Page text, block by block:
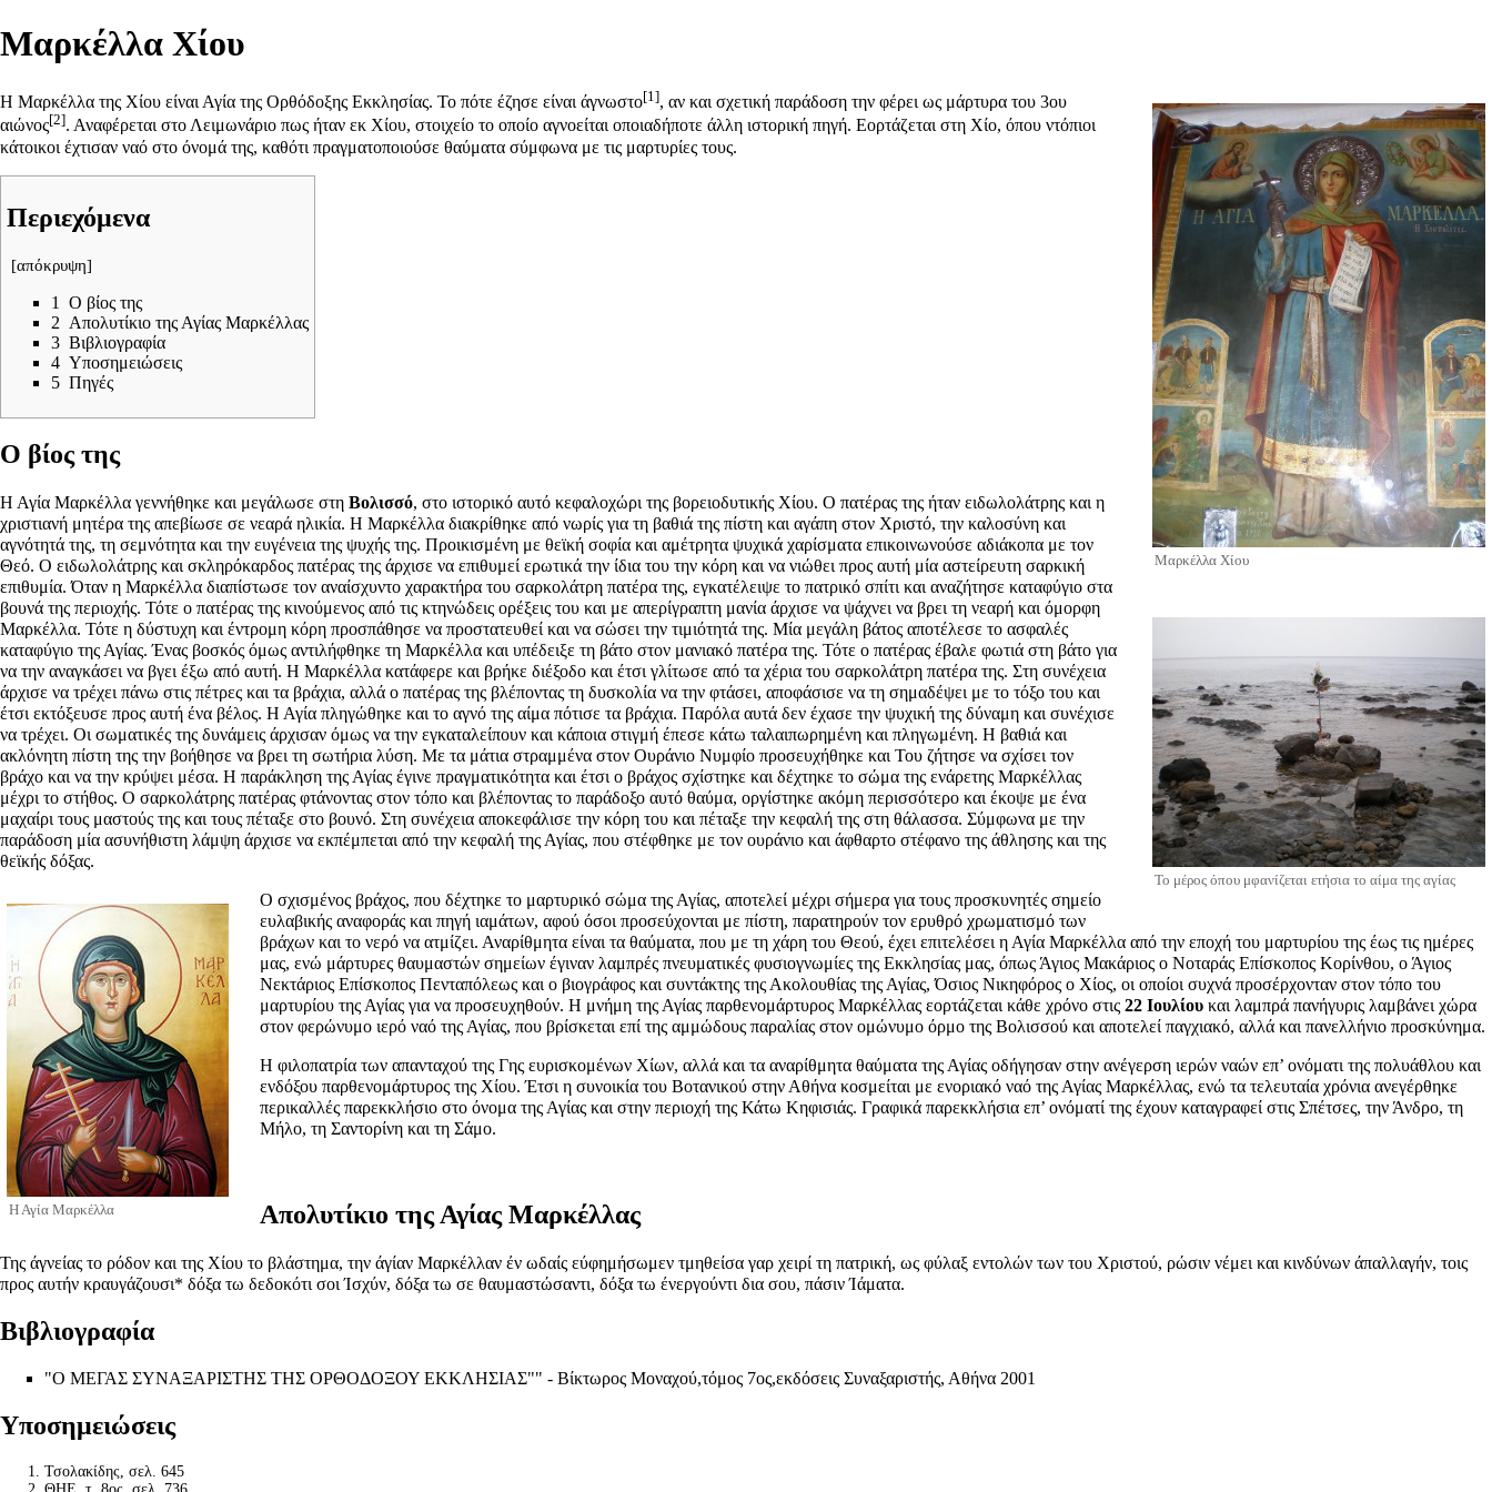
Μαρκέλλα Χίου
Μαρκέλλα Χίου
Το μέρος όπου μφανίζεται ετήσια το αίμα της αγίας
H Μαρκέλλα της Χίου είναι Αγία της Ορθόδοξης Εκκλησίας. Το πότε έζησε είναι άγνωστο[1], αν και σχετική παράδοση την φέρει ως μάρτυρα του 3ου
αιώνος[2]. Αναφέρεται στο Λειμωνάριο πως ήταν εκ Χίου, στοιχείο το οποίο αγνοείται οποιαδήποτε άλλη ιστορική πηγή. Εορτάζεται στη Χίο, όπου ντόπιοι
κάτοικοι έχτισαν ναό στο όνομά της, καθότι πραγματοποιούσε θαύματα σύμφωνα με τις μαρτυρίες τους.
Περιεχόμενα
[απόκρυψη]
1
Ο βίος της
2 Απολυτίκιο της Αγίας Μαρκέλλας
3 Βιβλιογραφία
4 Υποσημειώσεις
5 Πηγές
Ο βίος της
Η Αγία Μαρκέλλα γεννήθηκε και μεγάλωσε στη Βολισσό, στο ιστορικό αυτό κεφαλοχώρι της βορειοδυτικής Χίου. Ο πατέρας της ήταν ειδωλολάτρης και η
χριστιανή μητέρα της απεβίωσε σε νεαρά ηλικία. Η Μαρκέλλα διακρίθηκε από νωρίς για τη βαθιά της πίστη και αγάπη στον Χριστό, την καλοσύνη και
αγνότητά της, τη σεμνότητα και την ευγένεια της ψυχής της. Προικισμένη με θεϊκή σοφία και αμέτρητα ψυχικά χαρίσματα επικοινωνούσε αδιάκοπα με τον
Θεό. Ο ειδωλολάτρης και σκληρόκαρδος πατέρας της άρχισε να επιθυμεί ερωτικά την ίδια του την κόρη και να νιώθει προς αυτή μία αστείρευτη σαρκική
επιθυμία. Όταν η Μαρκέλλα διαπίστωσε τον αναίσχυντο χαρακτήρα του σαρκολάτρη πατέρα της, εγκατέλειψε το πατρικό σπίτι και αναζήτησε καταφύγιο στα
βουνά της περιοχής. Τότε ο πατέρας της κινούμενος από τις κτηνώδεις ορέξεις του και με απερίγραπτη μανία άρχισε να ψάχνει να βρει τη νεαρή και όμορφη
Μαρκέλλα. Τότε η δύστυχη και έντρομη κόρη προσπάθησε να προστατευθεί και να σώσει την τιμιότητά της. Μία μεγάλη βάτος αποτέλεσε το ασφαλές
καταφύγιο της Αγίας. Ένας βοσκός όμως αντιλήφθηκε τη Μαρκέλλα και υπέδειξε τη βάτο στον μανιακό πατέρα της. Τότε ο πατέρας έβαλε φωτιά στη βάτο για
να την αναγκάσει να βγει έξω από αυτή. Η Μαρκέλλα κατάφερε και βρήκε διέξοδο και έτσι γλίτωσε από τα χέρια του σαρκολάτρη πατέρα της. Στη συνέχεια
άρχισε να τρέχει πάνω στις πέτρες και τα βράχια, αλλά ο πατέρας της βλέποντας τη δυσκολία να την φτάσει, αποφάσισε να τη σημαδέψει με το τόξο του και
έτσι εκτόξευσε προς αυτή ένα βέλος. Η Αγία πληγώθηκε και το αγνό της αίμα πότισε τα βράχια. Παρόλα αυτά δεν έχασε την ψυχική της δύναμη και συνέχισε
να τρέχει. Οι σωματικές της δυνάμεις άρχισαν όμως να την εγκαταλείπουν και κάποια στιγμή έπεσε κάτω ταλαιπωρημένη και πληγωμένη. Η βαθιά και
ακλόνητη πίστη της την βοήθησε να βρει τη σωτήρια λύση. Με τα μάτια στραμμένα στον Ουράνιο Νυμφίο προσευχήθηκε και Του ζήτησε να σχίσει τον
βράχο και να την κρύψει μέσα. Η παράκληση της Αγίας έγινε πραγματικότητα και έτσι ο βράχος σχίστηκε και δέχτηκε το σώμα της ενάρετης Μαρκέλλας
μέχρι το στήθος. Ο σαρκολάτρης πατέρας φτάνοντας στον τόπο και βλέποντας το παράδοξο αυτό θαύμα, οργίστηκε ακόμη περισσότερο και έκοψε με ένα
μαχαίρι τους μαστούς της και τους πέταξε στο βουνό. Στη συνέχεια αποκεφάλισε την κόρη του και πέταξε την κεφαλή της στη θάλασσα. Σύμφωνα με την
παράδοση μία ασυνήθιστη λάμψη άρχισε να εκπέμπεται από την κεφαλή της Αγίας, που στέφθηκε με τον ουράνιο και άφθαρτο στέφανο της άθλησης και της
θεϊκής δόξας.
Η Αγία Μαρκέλλα
Ο σχισμένος βράχος, που δέχτηκε το μαρτυρικό σώμα της Αγίας, αποτελεί μέχρι σήμερα για τους προσκυνητές σημείο
ευλαβικής αναφοράς και πηγή ιαμάτων, αφού όσοι προσεύχονται με πίστη, παρατηρούν τον ερυθρό χρωματισμό των
βράχων και το νερό να ατμίζει. Αναρίθμητα είναι τα θαύματα, που με τη χάρη του Θεού, έχει επιτελέσει η Αγία Μαρκέλλα από την εποχή του μαρτυρίου της έως τις ημέρες
μας, ενώ μάρτυρες θαυμαστών σημείων έγιναν λαμπρές πνευματικές φυσιογνωμίες της Εκκλησίας μας, όπως Άγιος Μακάριος ο Νοταράς Επίσκοπος Κορίνθου, ο Άγιος
Νεκτάριος Επίσκοπος Πενταπόλεως και ο βιογράφος και συντάκτης της Ακολουθίας της Αγίας, Όσιος Νικηφόρος ο Χίος, οι οποίοι συχνά προσέρχονταν στον τόπο του
μαρτυρίου της Αγίας για να προσευχηθούν. Η μνήμη της Αγίας παρθενομάρτυρος Μαρκέλλας εορτάζεται κάθε χρόνο στις22 Ιουλίου και λαμπρά πανήγυρις λαμβάνει χώρα
στον φερώνυμο ιερό ναό της Αγίας, που βρίσκεται επί της αμμώδους παραλίας στον ομώνυμο όρμο της Βολισσού και αποτελεί παγχιακό, αλλά και πανελλήνιο προσκύνημα.
Η φιλοπατρία των απανταχού της Γης ευρισκομένων Χίων, αλλά και τα αναρίθμητα θαύματα της Αγίας οδήγησαν στην ανέγερση ιερών ναών επ’ ονόματι της πολυάθλου και
ενδόξου παρθενομάρτυρος της Χίου. Έτσι η συνοικία του Βοτανικού στην Αθήνα κοσμείται με ενοριακό ναό της Αγίας Μαρκέλλας, ενώ τα τελευταία χρόνια ανεγέρθηκε
περικαλλές παρεκκλήσιο στο όνομα της Αγίας και στην περιοχή της Κάτω Κηφισιάς. Γραφικά παρεκκλήσια επ’ ονόματί της έχουν καταγραφεί στις Σπέτσες, την Άνδρο, τη
Μήλο, τη Σαντορίνη και τη Σάμο.
Απολυτίκιο της Αγίας Μαρκέλλας
Της άγνείας το ρόδον και της Χίου το βλάστημα, την άγίαν Μαρκέλλαν έν ωδαίς εύφημήσωμεν τμηθείσα γαρ χειρί τη πατρική, ως φύλαξ εντολών των του Χριστού, ρώσιν νέμει και κινδύνων άπαλλαγήν, τοις
προς αυτήν κραυγάζουσι* δόξα τω δεδοκότι σοι Ίσχύν, δόξα τω σε θαυμαστώσαντι, δόξα τω ένεργούντι δια σου, πάσιν Ίάματα.
Βιβλιογραφία
"Ο ΜΕΓΑΣ ΣΥΝΑΞΑΡΙΣΤΗΣ ΤΗΣ ΟΡΘΟΔΟΞΟΥ ΕΚΚΛΗΣΙΑΣ"" - Βίκτωρος Μοναχού,τόμος 7ος,εκδόσεις Συναξαριστής, Αθήνα 2001
Υποσημειώσεις
Τσολακίδης, σελ. 645